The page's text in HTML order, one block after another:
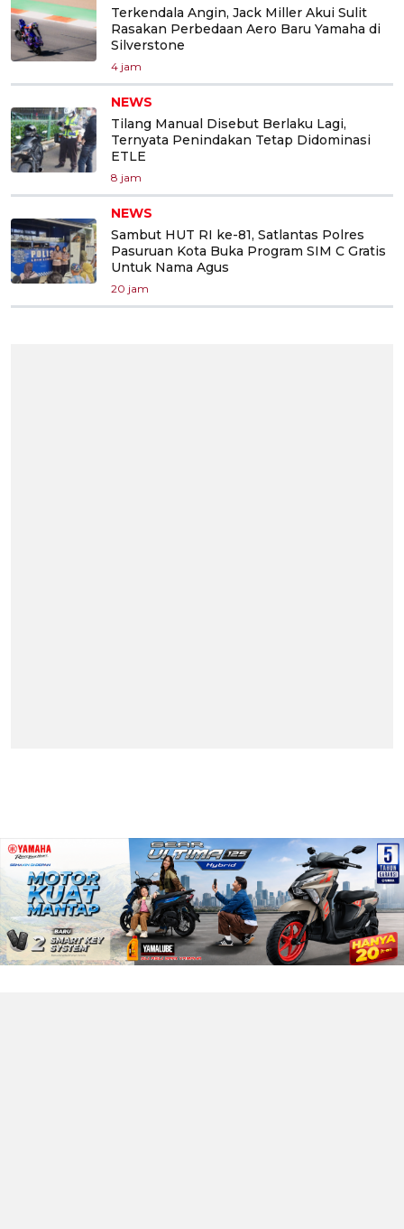
Terkendala Angin, Jack Miller Akui Sulit
Rasakan Perbedaan Aero Baru Yamaha di
Silverstone
4 jam
NEWS
Tilang Manual Disebut Berlaku Lagi,
Ternyata Penindakan Tetap Didominasi
ETLE
8 jam
NEWS
Sambut HUT RI ke-81, Satlantas Polres
Pasuruan Kota Buka Program SIM C Gratis
Untuk Nama Agus
20 jam